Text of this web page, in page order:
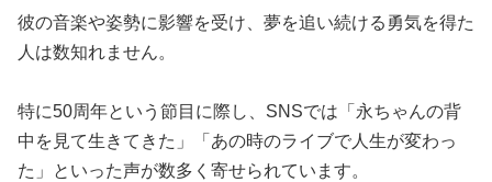
彼の音楽や姿勢に影響を受け、夢を追い続ける勇気を得た
人は数知れません。
特に50周年という節目に際し、SNSでは「永ちゃんの背
中を見て生きてきた」「あの時のライブで人生が変わっ
た」といった声が数多く寄せられています。